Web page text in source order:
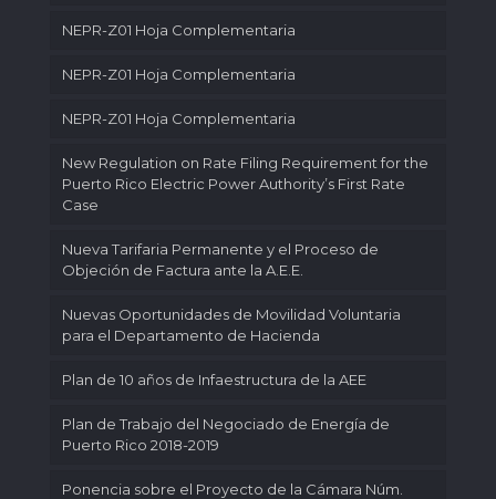
NEPR-Z01 Hoja Complementaria
NEPR-Z01 Hoja Complementaria
NEPR-Z01 Hoja Complementaria
New Regulation on Rate Filing Requirement for the
Puerto Rico Electric Power Authority’s First Rate
Case
Nueva Tarifaria Permanente y el Proceso de
Objeción de Factura ante la A.E.E.
Nuevas Oportunidades de Movilidad Voluntaria
para el Departamento de Hacienda
Plan de 10 años de Infaestructura de la AEE
Plan de Trabajo del Negociado de Energía de
Puerto Rico 2018-2019
Ponencia sobre el Proyecto de la Cámara Núm.